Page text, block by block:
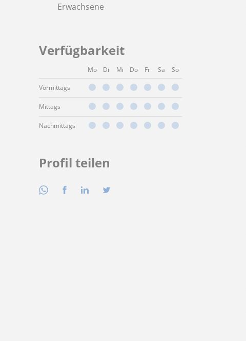
Erwachsene
Verfügbarkeit
Mo Di Mi Do Fr Sa So
Vormittags
Mittags
Nachmittags
Profil teilen